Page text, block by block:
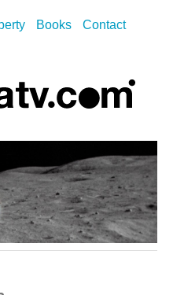
Books
Contact